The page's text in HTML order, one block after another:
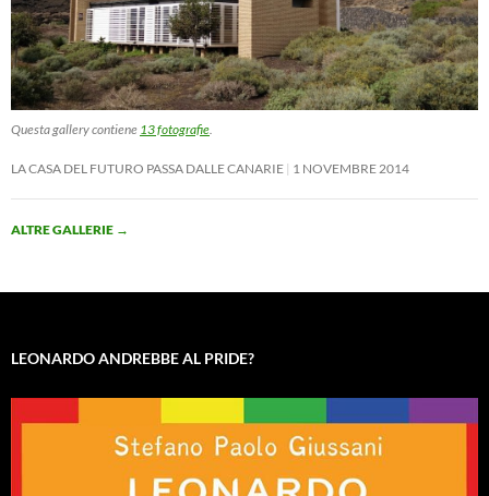
Questa gallery contiene 13 fotografie.
LA CASA DEL FUTURO PASSA DALLE CANARIE 1 NOVEMBRE 2014
ALTRE GALLERIE →
LEONARDO ANDREBBE AL PRIDE?